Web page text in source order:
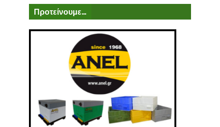
Προτείνουμε...